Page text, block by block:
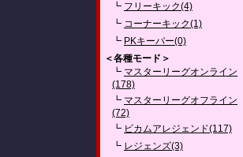
┗ フリーキック(4)
┗ コーナーキック(1)
┗ PKキーパー(0)
＜各種モード＞
┗ マスターリーグオンライン
(178)
┗ マスターリーグオフライン
(72)
┗ ビカムアレジェンド(117)
┗ レジェンズ(3)